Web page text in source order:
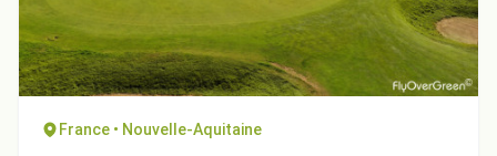
France • Nouvelle-Aquitaine
Choix de la vidéo: